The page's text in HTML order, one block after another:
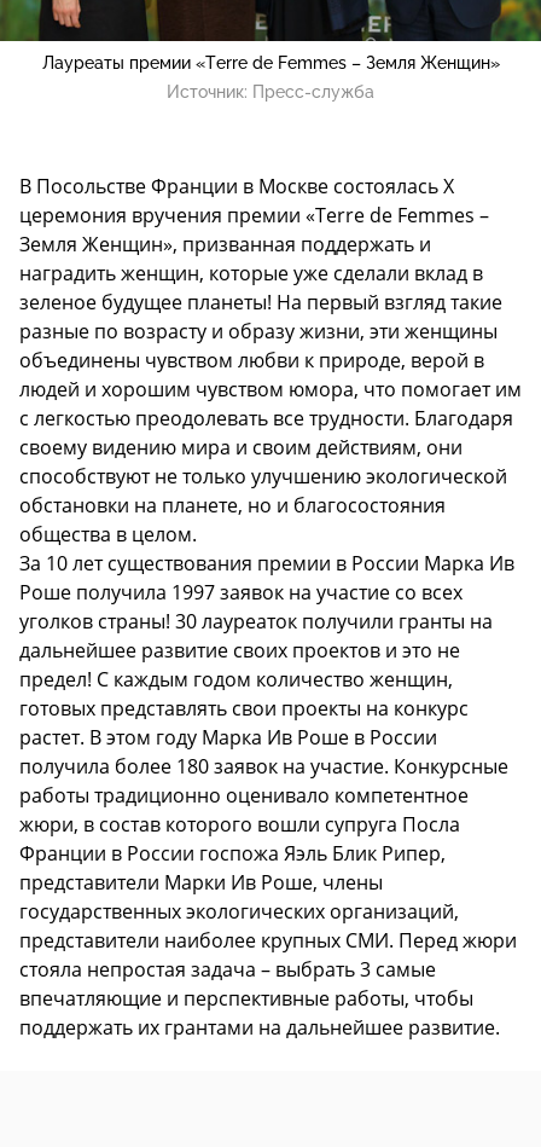
Лауреаты премии «Terre de Femmes – Земля Женщин»
Источник: Пресс-служба
В Посольстве Франции в Москве состоялась X
церемония вручения премии «Terre de Femmes –
Земля Женщин», призванная поддержать и
наградить женщин, которые уже сделали вклад в
зеленое будущее планеты! На первый взгляд такие
разные по возрасту и образу жизни, эти женщины
объединены чувством любви к природе, верой в
людей и хорошим чувством юмора, что помогает им
с легкостью преодолевать все трудности. Благодаря
своему видению мира и своим действиям, они
способствуют не только улучшению экологической
обстановки на планете, но и благосостояния
общества в целом.
За 10 лет существования премии в России Марка Ив
Роше получила 1997 заявок на участие со всех
уголков страны! 30 лауреаток получили гранты на
дальнейшее развитие своих проектов и это не
предел! С каждым годом количество женщин,
готовых представлять свои проекты на конкурс
растет. В этом году Марка Ив Роше в России
получила более 180 заявок на участие. Конкурсные
работы традиционно оценивало компетентное
жюри, в состав которого вошли супруга Посла
Франции в России госпожа Яэль Блик Рипер,
представители Марки Ив Роше, члены
государственных экологических организаций,
представители наиболее крупных СМИ. Перед жюри
стояла непростая задача – выбрать 3 самые
впечатляющие и перспективные работы, чтобы
поддержать их грантами на дальнейшее развитие.